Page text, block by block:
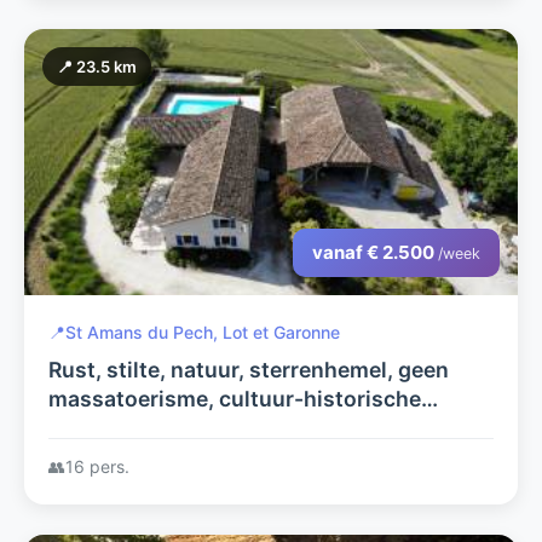
📍 23.5 km
vanaf € 2.500 /week
📍St Amans du Pech, Lot et Garonne
Rust, stilte, natuur, sterrenhemel, geen
massatoerisme, cultuur-historische
👥16 pers.